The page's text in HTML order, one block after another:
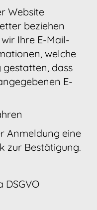
Website
beziehen
Ihre E-Mail-
welche
dass
E-
Anmeldung eine
zur Bestätigung.
DSGVO